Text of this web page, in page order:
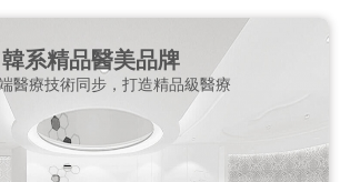
韓系精品醫美品牌
醫療技術同步，打造精品級醫療